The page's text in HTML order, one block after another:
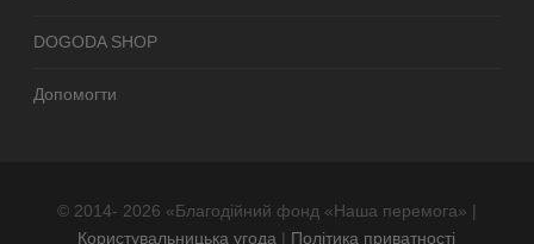
DOGODA SHOP
Допомогти
© 2014- 2026 «Благодійний фонд «Наша перемога» |
Користувальницька угода | Політика приватності